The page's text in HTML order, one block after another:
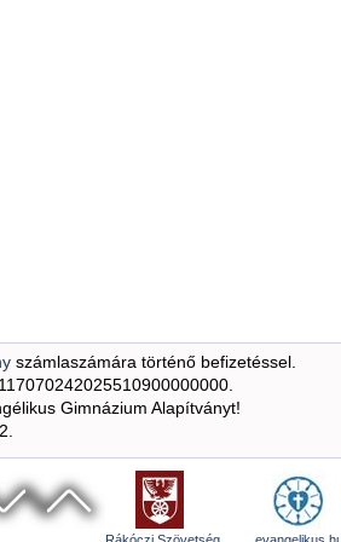
számlaszámára történő befizetéssel.
Gimnázium Alapítványt!